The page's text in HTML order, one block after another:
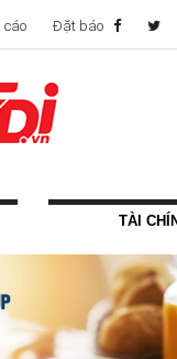
cáo Đặt báo
TÀI